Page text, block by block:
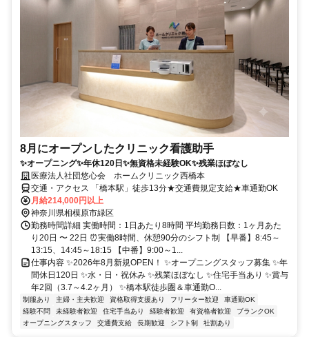
8月にオープンしたクリニック看護助手
✨オープニング✨年休120日✨無資格未経験OK✨残業ほぼなし
医療法人社団悠心会 ホームクリニック西橋本
交通・アクセス 「橋本駅」徒歩13分★交通費規定支給★車通勤OK
月給214,000円以上
神奈川県相模原市緑区
勤務時間詳細 実働時間：1日あたり8時間 平均勤務日数：1ヶ月あた
り20日 〜 22日 ⏰実働8時間、休憩90分のシフト制 【早番】8:45～
13:15、14:45～18:15 【中番】9:00～1...
仕事内容 ✨2026年8月新規OPEN！ ✨オープニングスタッフ募集 ✨年
間休日120日 ✨水・日・祝休み ✨残業ほぼなし ✨住宅手当あり ✨賞与
年2回（3.7～4.2ヶ月） ✨橋本駅徒歩圏＆車通勤O...
制服あり 主婦・主夫歓迎 資格取得支援あり フリーター歓迎
車通勤OK
経験不問
未経験者歓迎 住宅手当あり 経験者歓迎 有資格者歓迎
ブランクOK
オープニングスタッフ
交通費支給 長期歓迎 シフト制 社割あり